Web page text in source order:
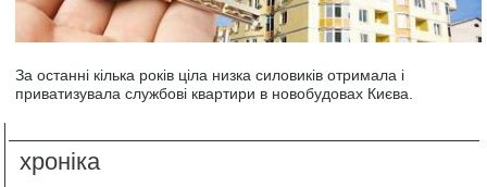
За останні кілька років ціла низка силовиків отримала і
приватизувала службові квартири в новобудовах Києва.
хроніка